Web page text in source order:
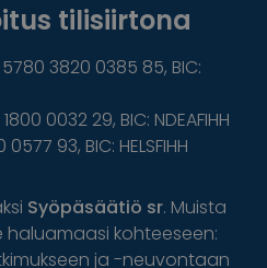
tilisiirtona
3820 0385 85, BIC:
0032 29, BIC: NDEAFIHH
0577 93, BIC: HELSFIHH
Syöpäsäätiö sr. Muista
haluamaasi kohteeseen:
ja -neuvontaan